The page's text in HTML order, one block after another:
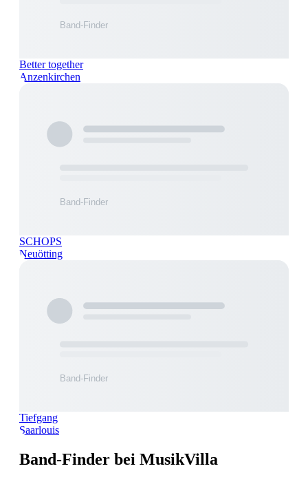
Better together
Anzenkirchen
SCHOPS
Neuötting
Tiefgang
Saarlouis
Band-Finder bei MusikVilla